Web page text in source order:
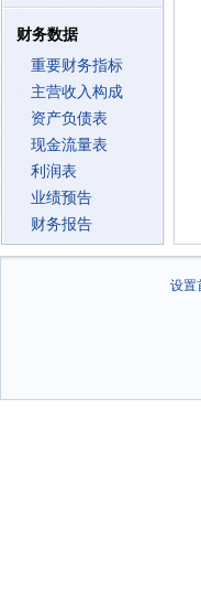
财务数据
重要财务指标
主营收入构成
资产负债表
现金流量表
利润表
业绩预告
财务报告
设置